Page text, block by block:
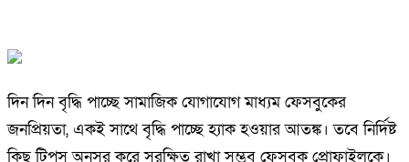
দিন দিন বৃদ্ধি পাচ্ছে সামাজিক যোগাযোগ মাধ্যম ফেসবুকের
জনপ্রিয়তা, একই সাথে বৃদ্ধি পাচ্ছে হ্যাক হওয়ার আতঙ্ক। তবে নির্দিষ্ট
কিছু টিপস অনুসর করে সুরক্ষিত রাখা সম্ভব ফেসবুক প্রোফাইলকে।